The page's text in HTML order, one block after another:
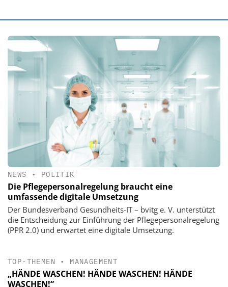
NEWS • POLITIK
Die Pflegepersonalregelung braucht eine
umfassende digitale Umsetzung
Der Bundesverband Gesundheits-IT – bvitg e. V. unterstützt
die Entscheidung zur Einführung der Pflegepersonalregelung
(PPR 2.0) und erwartet eine digitale Umsetzung.
TOP-THEMEN • MANAGEMENT
„HÄNDE WASCHEN! HÄNDE WASCHEN! HÄNDE
WASCHEN!“